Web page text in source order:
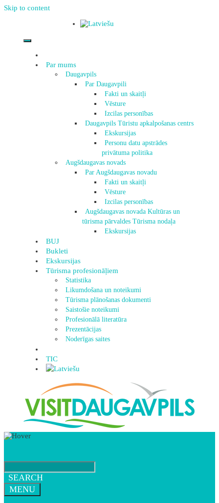
Skip to content
Par mums
Daugavpils
Par Daugavpili
Fakti un skaitļi
Vēsture
Izcilas personības
Daugavpils Tūristu apkalpošanas centrs
Ekskursijas
Personu datu apstrādes
privātuma politika
Augšdaugavas novads
Par Augšdaugavas novadu
Fakti un skaitļi
Vēsture
Izcilas personības
Augšdaugavas novada Kultūras un
tūrisma pārvaldes Tūrisma nodaļa
Ekskursijas
BUJ
Bukleti
Ekskursijas
Tūrisma profesionāļiem
Statistika
Likumdošana un noteikumi
Tūrisma plānošanas dokumenti
Saistošie noteikumi
Profesionālā literatūra
Prezentācijas
Noderīgas saites
TIC
SEARCH
MENU